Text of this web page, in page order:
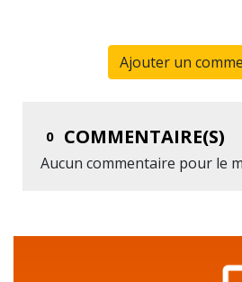
Ajouter un
0 COMMENTAIRE(S)
Aucun commentaire pour le